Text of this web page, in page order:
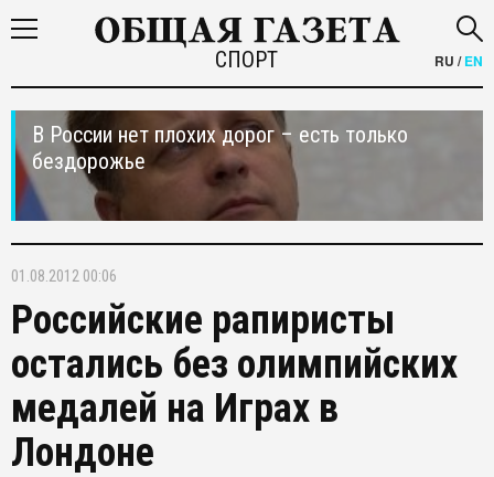
СПОРТ RU /EN
В России нет плохих дорог – есть только
бездорожье
01.08.2012 00:06
Российские рапиристы
остались без олимпийских
медалей на Играх в
Лондоне